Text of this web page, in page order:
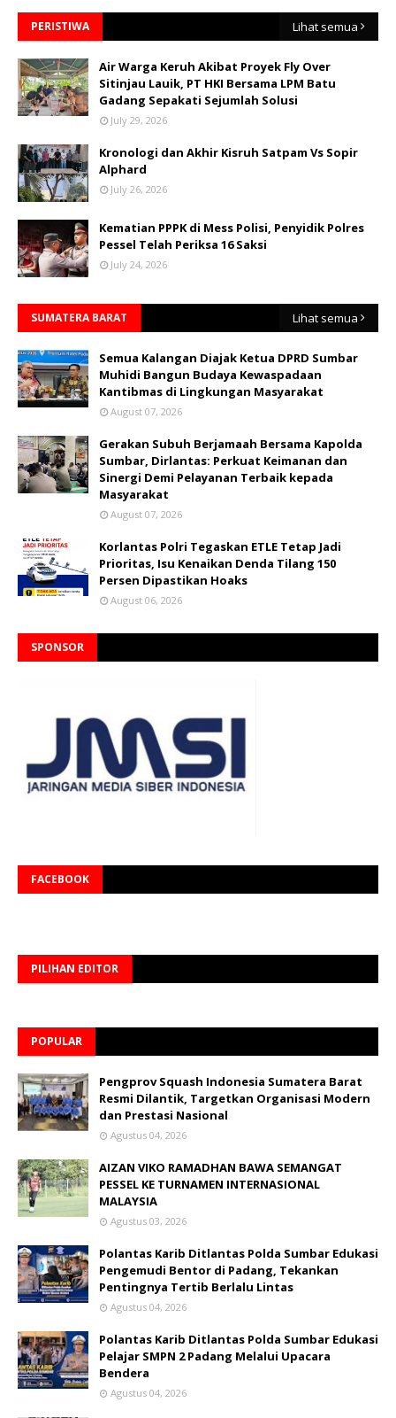
PERISTIWA Lihat semua
Air Warga Keruh Akibat Proyek Fly Over
Sitinjau Lauik, PT HKI Bersama LPM Batu
Gadang Sepakati Sejumlah Solusi
July 29, 2026
Kronologi dan Akhir Kisruh Satpam Vs Sopir
Alphard
July 26, 2026
Kematian PPPK di Mess Polisi, Penyidik Polres
Pessel Telah Periksa 16 Saksi
July 24, 2026
SUMATERA BARAT Lihat semua
Semua Kalangan Diajak Ketua DPRD Sumbar
Muhidi Bangun Budaya Kewaspadaan
Kantibmas di Lingkungan Masyarakat
August 07, 2026
Gerakan Subuh Berjamaah Bersama Kapolda
Sumbar, Dirlantas: Perkuat Keimanan dan
Sinergi Demi Pelayanan Terbaik kepada
Masyarakat
August 07, 2026
Korlantas Polri Tegaskan ETLE Tetap Jadi
Prioritas, Isu Kenaikan Denda Tilang 150
Persen Dipastikan Hoaks
August 06, 2026
SPONSOR
FACEBOOK
PILIHAN EDITOR
POPULAR
Pengprov Squash Indonesia Sumatera Barat
Resmi Dilantik, Targetkan Organisasi Modern
dan Prestasi Nasional
Agustus 04, 2026
AIZAN VIKO RAMADHAN BAWA SEMANGAT
PESSEL KE TURNAMEN INTERNASIONAL
MALAYSIA
Agustus 03, 2026
Polantas Karib Ditlantas Polda Sumbar Edukasi
Pengemudi Bentor di Padang, Tekankan
Pentingnya Tertib Berlalu Lintas
Agustus 04, 2026
Polantas Karib Ditlantas Polda Sumbar Edukasi
Pelajar SMPN 2 Padang Melalui Upacara
Bendera
Agustus 04, 2026